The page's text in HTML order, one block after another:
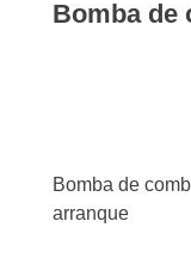
Bomba de
Bomba de
arranque